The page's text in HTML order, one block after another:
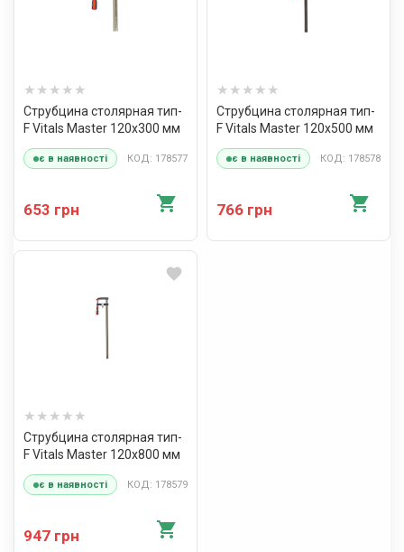
Струбцина столярная тип-
F Vitals Master 120х300 мм
є в наявності КОД: 178577
653 грн
Струбцина столярная тип-
F Vitals Master 120х500 мм
є в наявності КОД: 178578
766 грн
Струбцина столярная тип-
F Vitals Master 120х800 мм
є в наявності КОД: 178579
947 грн